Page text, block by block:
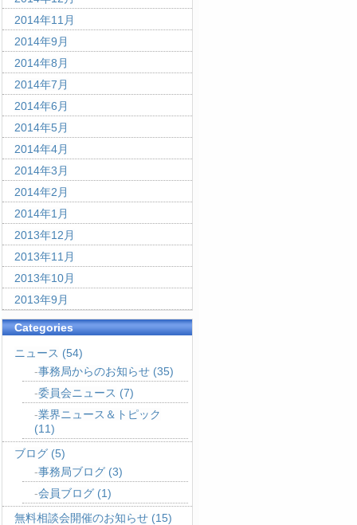
2014年11月
2014年9月
2014年8月
2014年7月
2014年6月
2014年5月
2014年4月
2014年3月
2014年2月
2014年1月
2013年12月
2013年11月
2013年10月
2013年9月
Categories
ニュース (54)
事務局からのお知らせ (35)
委員会ニュース (7)
業界ニュース＆トピック
(11)
ブログ (5)
事務局ブログ (3)
会員ブログ (1)
無料相談会開催のお知らせ (15)